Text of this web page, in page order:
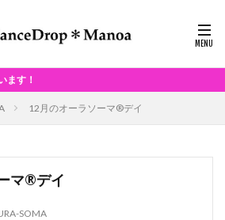
12月のオーラソーマ®デイ
マ®デイ
SOMA